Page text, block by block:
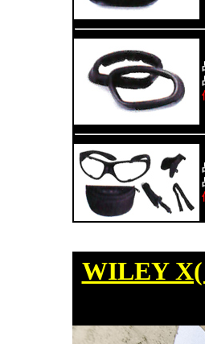
WILEY